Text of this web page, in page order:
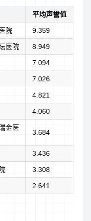
平均声誉值
院 9.359
医院 8.949
7.094
7.026
4.821
4.060
金医
3.684
3.436
3.308
2.641